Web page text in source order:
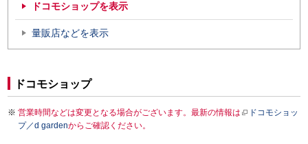
ドコモショップを表示
量販店などを表示
ドコモショップ
営業時間などは変更となる場合がございます。最新の情報は
ドコモショッ
プ／d gardenからご確認ください。